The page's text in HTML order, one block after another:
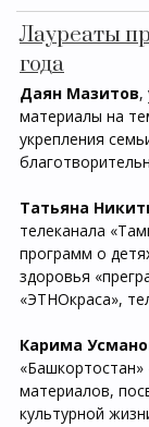
Лауреаты
года
Даян Мазитов,
материалы на
укрепления
Татьяна
телеканала
программ о
здоровья
«ЭТНОкраса»,
Карима
материалов,
культурной